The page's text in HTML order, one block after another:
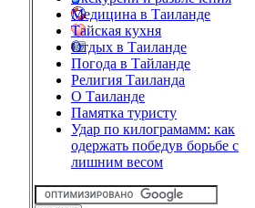
Медицина в Таиланде
Тайская кухня
Отдых в Таиланде
Погода в Тайланде
Религия Таиланда
О Таиланде
Памятка туристу
Удар по килограмамм: как
одержать победув борьбе с
лишним весом